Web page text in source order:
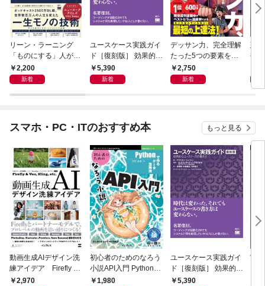
リーン・ラーニング
「ものにする」人が自
然とやっている 最小の
インプットで最大の成
2,200
新着
ユースケース実践ガイ
ド［復刻版］ 効果的な
ユースケースの書き方
5,390
新着
デッサン力、完全理解
たった5つの要素を知
るだけで絵が確実に上
手くなる
2,750
新着
建
補
スマホ・PC・ITのおすすめ本 もっと見る
動画生成AIデザイン洗
練アイデア Firefly &
Veo， Kling， etc.
2,970
初心者のためのなろう
小説API入門 Pythonで
作るデータ活用法
1,980
ユースケース実践ガイ
ド［復刻版］ 効果的な
ユースケースの書き方
5,390
実